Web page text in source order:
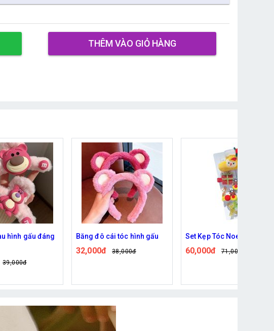
THÊM VÀO GIỎ HÀNG
tóc hình gấu Set Kẹp Tóc Noel Cho Bé
60,000đ 71,000đ
Dây cột tóc ngọc trai
15,000đ 18,000đ